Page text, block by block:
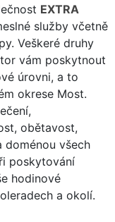
EXTRA
služby včetně
Veškeré druhy
vám poskytnout
úrovni, a to
okrese Most.
obětavost,
všech
poskytování
hodinové
a okolí.